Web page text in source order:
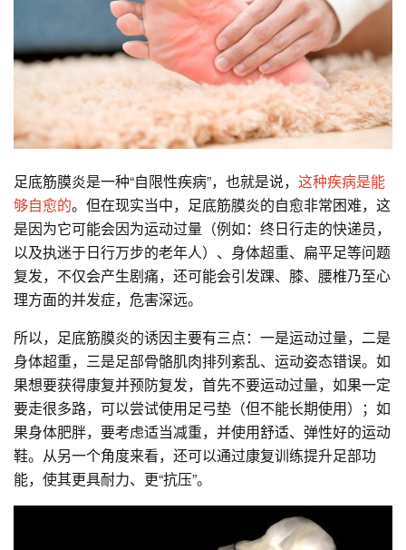
足底筋膜炎是一种“自限性疾病”，也就是说， 这种疾病是能
够自愈的。但在现实当中，足底筋膜炎的自愈非常困难，这
是因为它可能会因为运动过量（例如：终日行走的快递员，
以及执迷于日行万步的老年人）、身体超重、扁平足等问题
复发，不仅会产生剧痛，还可能会引发踝、膝、腰椎乃至心
理方面的并发症，危害深远。
所以，足底筋膜炎的诱因主要有三点：一是运动过量，二是
身体超重，三是足部骨骼肌肉排列紊乱、运动姿态错误。如
果想要获得康复并预防复发，首先不要运动过量，如果一定
要走很多路，可以尝试使用足弓垫（但不能长期使用）；如
果身体肥胖，要考虑适当减重，并使用舒适、弹性好的运动
鞋。从另一个角度来看，还可以通过康复训练提升足部功
能，使其更具耐力、更“抗压”。